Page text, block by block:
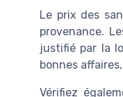
Le prix des
provenance.
justifié par la
bonnes
Vérifiez